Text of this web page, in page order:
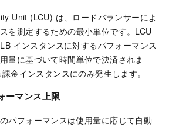
Unit (LCU) は、ロードバランサーによ
を測定するための最小単位です。LCU
インスタンスに対するパフォーマンス
量に基づいて時間単位で決済されま
金インスタンスにのみ発生します。
ーマンス上限
パフォーマンスは使用量に応じて自動